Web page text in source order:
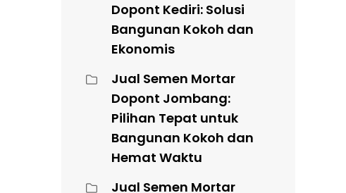
Dopont Kediri: Solusi
Bangunan Kokoh dan
Ekonomis
Jual Semen Mortar
Dopont Jombang:
Pilihan Tepat untuk
Bangunan Kokoh dan
Hemat Waktu
Jual Semen Mortar